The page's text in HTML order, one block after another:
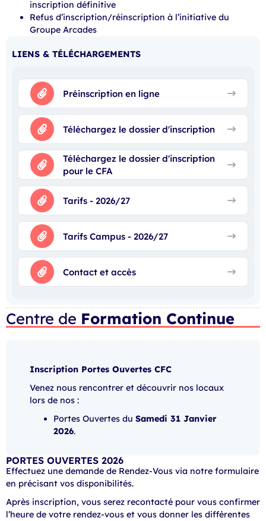
inscription définitive
Refus d’inscription/réinscription à l’initiative du
Groupe Arcades
LIENS & TÉLÉCHARGEMENTS
Préinscription en ligne
Téléchargez le dossier d'inscription
Téléchargez le dossier d'inscription
pour le CFA
Tarifs - 2026/27
Tarifs Campus - 2026/27
Contact et accès
Centre de Formation Continue
Inscription Portes Ouvertes CFC
Venez nous rencontrer et découvrir nos locaux
lors de nos :
Portes Ouvertes du Samedi 31 Janvier
2026.
PORTES OUVERTES 2026
Effectuez une demande de Rendez-Vous via notre formulaire
en précisant vos disponibilités.
Après inscription, vous serez recontacté pour vous confirmer
l’heure de votre rendez-vous et vous donner les différentes